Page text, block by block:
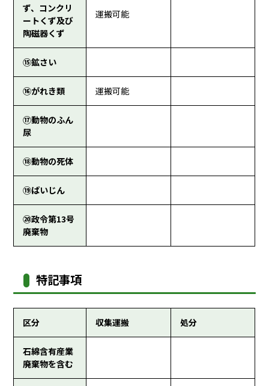
ず、コンクリ
ートくず及び
陶磁器くず
運搬可能
⑮鉱さい
⑯がれき類 運搬可能
⑰動物のふん
尿
⑱動物の死体
⑲ばいじん
⑳政令第13号
廃棄物
特記事項
区分 収集運搬 処分
石綿含有産業
廃棄物を含む